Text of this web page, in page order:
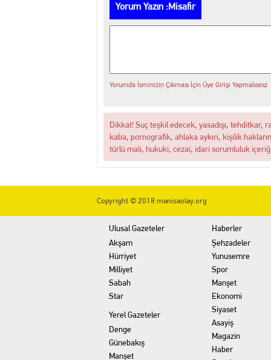
Yorum Yazın :Misafir
Yorumda İsminizin Çıkması İçin Üye Girişi Yapmalısınız
Dikkat! Suç teşkil edecek, yasadışı, tehditkar,
kaba, pornografik, ahlaka aykırı, kişilik
türlü mali, hukuki, cezai, idari sorumluluk
Copyright © 2018 manisaolay.org
Ulusal Gazeteler
Akşam
Hürriyet
Milliyet
Sabah
Star
Yerel Gazeteler
Denge
Günebakış
Manşet
Haberler
Şehzadeler
Yunusemre
Spor
Manşet
Ekonomi
Siyaset
Asayiş
Magazin
Haber